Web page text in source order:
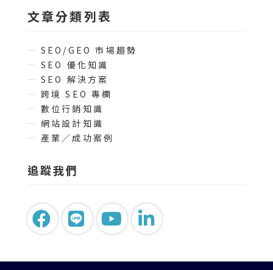
文章分類列表
SEO/GEO 市場趨勢
SEO 優化知識
SEO 解決方案
跨境 SEO 專欄
數位行銷知識
網站設計知識
產業／成功案例
追蹤我們